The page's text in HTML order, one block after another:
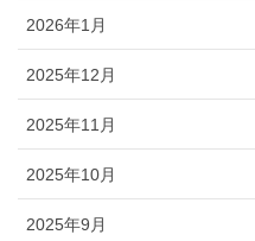
2026年1月
2025年12月
2025年11月
2025年10月
2025年9月